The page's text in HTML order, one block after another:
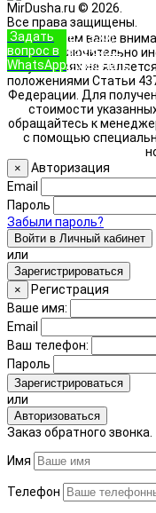
MirDusha.ru © 2026.
Все права защищены.
Обращаем ваше
носит исключительно
условиях не
положениями Статьи
Федерации. Для
стоимости
обращайтесь к
с помощью
Задать
вопрос в
WhatsApp
+7 (933)
888-8322
Позвонить
×
Авторизация
Email
Пароль
Забыли пароль?
Войти в Личный кабинет
или
Зарегистрироваться
×
Регистрация
Ваше имя:
Email
Ваш телефон:
Пароль
Зарегистрироваться
или
Авторизоваться
Заказ обратного звонка.
Имя
Телефон